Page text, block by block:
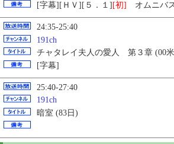
[字幕][ＨＶ][５．１] [初] オムニバ
24:35-25:40
191ch
チャタレイ夫人の愛人 第３章 (00
[字幕]
25:40-27:40
191ch
暗室 (83日)